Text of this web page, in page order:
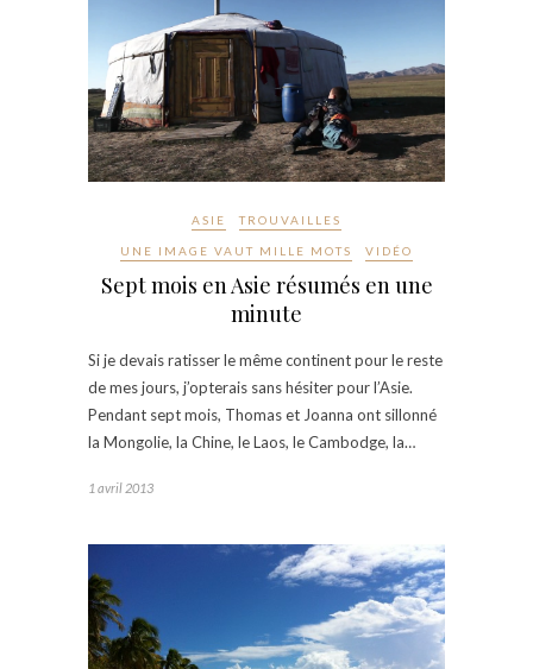
ASIE TROUVAILLES
UNE IMAGE VAUT MILLE MOTS VIDÉO
Sept mois en Asie résumés en une
minute
Si je devais ratisser le même continent pour le reste
de mes jours, j’opterais sans hésiter pour l’Asie.
Pendant sept mois, Thomas et Joanna ont sillonné
la Mongolie, la Chine, le Laos, le Cambodge, la…
1 avril 2013